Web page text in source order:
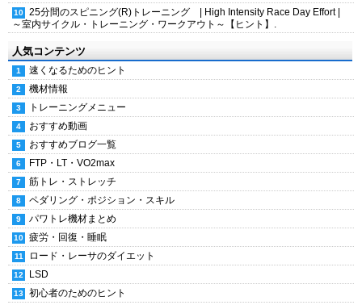
25分間のスピニング(R)トレーニング | High Intensity Race Day Effort |
～室内サイクル・トレーニング・ワークアウト～【ヒント】.
人気コンテンツ
速くなるためのヒント
機材情報
トレーニングメニュー
おすすめ動画
おすすめブログ一覧
FTP・LT・VO2max
筋トレ・ストレッチ
ペダリング・ポジション・スキル
パワトレ機材まとめ
疲労・回復・睡眠
ロード・レーサのダイエット
LSD
初心者のためのヒント